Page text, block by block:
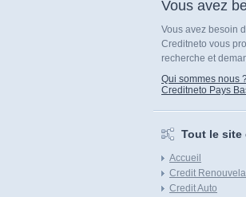
Vous avez
Vous avez besoin
Creditneto vous
recherche et
Qui sommes nous
Creditneto Pays
Tout le site
Accueil
Credit
Credit Auto